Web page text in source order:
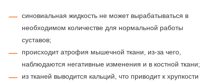
синовиальная жидкость не может вырабатываться в
необходимом количестве для нормальной работы
суставов;
происходит атрофия мышечной ткани, из-за чего,
наблюдаются негативные изменения и в костной ткани;
из тканей выводится кальций, что приводит к хрупкости